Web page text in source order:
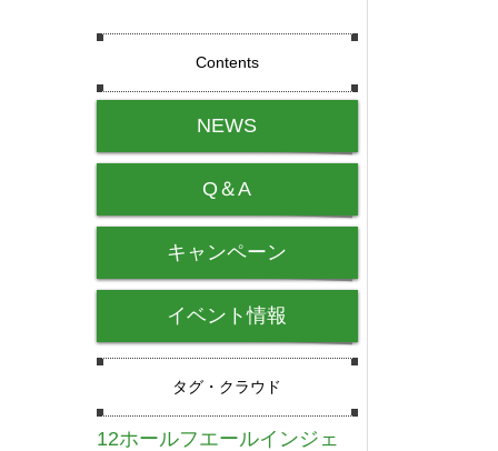
Contents
NEWS
Q＆A
キャンペーン
イベント情報
タグ・クラウド
12ホールフエールインジェ